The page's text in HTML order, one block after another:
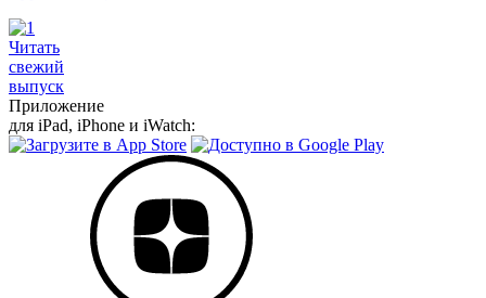
Читать
свежий
выпуск
Приложение
для iPad, iPhone и iWatch: